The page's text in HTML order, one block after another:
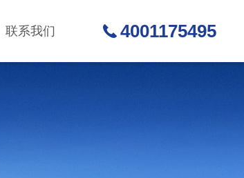
联系我们 4001175495